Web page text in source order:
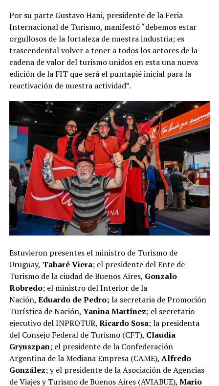
Por su parte Gustavo Hani, presidente de la Feria
Internacional de Turismo, manifestó “debemos estar
orgullosos de la fortaleza de nuestra industria; es
trascendental volver a tener a todos los actores de la
cadena de valor del turismo unidos en esta una nueva
edición de la FIT que será el puntapié inicial para la
reactivación de nuestra actividad”.
Estuvieron presentes el ministro de Turismo de
Uruguay, Tabaré Viera; el presidente del Ente de
Turismo de la ciudad de Buenos Aires, Gonzalo
Robredo; el ministro del Interior de la
Nación, Eduardo de Pedro; la secretaria de Promoción
Turística de Nación, Yanina Martínez; el secretario
ejecutivo del INPROTUR, Ricardo Sosa; la presidenta
del Consejo Federal de Turismo (CFT), Claudia
Grynszpan; el presidente de la Confederación
Argentina de la Mediana Empresa (CAME), Alfredo
González; y el presidente de la Asociación de Agencias
de Viajes y Turismo de Buenos Aires (AVIABUE), Mario